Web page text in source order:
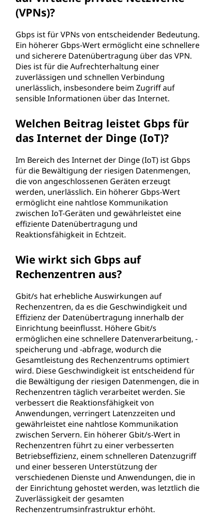
(VPNs)?
Gbps ist für VPNs von entscheidender Bedeutung.
Ein höherer Gbps-Wert ermöglicht eine schnellere
und sicherere Datenübertragung über das VPN.
Dies ist für die Aufrechterhaltung einer
zuverlässigen und schnellen Verbindung
unerlässlich, insbesondere beim Zugriff auf
sensible Informationen über das Internet.
Welchen Beitrag leistet Gbps für
das Internet der Dinge (IoT)?
Im Bereich des Internet der Dinge (IoT) ist Gbps
für die Bewältigung der riesigen Datenmengen,
die von angeschlossenen Geräten erzeugt
werden, unerlässlich. Ein höherer Gbps-Wert
ermöglicht eine nahtlose Kommunikation
zwischen IoT-Geräten und gewährleistet eine
effiziente Datenübertragung und
Reaktionsfähigkeit in Echtzeit.
Wie wirkt sich Gbps auf
Rechenzentren aus?
Gbit/s hat erhebliche Auswirkungen auf
Rechenzentren, da es die Geschwindigkeit und
Effizienz der Datenübertragung innerhalb der
Einrichtung beeinflusst. Höhere Gbit/s
ermöglichen eine schnellere Datenverarbeitung, -
speicherung und -abfrage, wodurch die
Gesamtleistung des Rechenzentrums optimiert
wird. Diese Geschwindigkeit ist entscheidend für
die Bewältigung der riesigen Datenmengen, die in
Rechenzentren täglich verarbeitet werden. Sie
verbessert die Reaktionsfähigkeit von
Anwendungen, verringert Latenzzeiten und
gewährleistet eine nahtlose Kommunikation
zwischen Servern. Ein höherer Gbit/s-Wert in
Rechenzentren führt zu einer verbesserten
Betriebseffizienz, einem schnelleren Datenzugriff
und einer besseren Unterstützung der
verschiedenen Dienste und Anwendungen, die in
der Einrichtung gehostet werden, was letztlich die
Zuverlässigkeit der gesamten
Rechenzentrumsinfrastruktur erhöht.